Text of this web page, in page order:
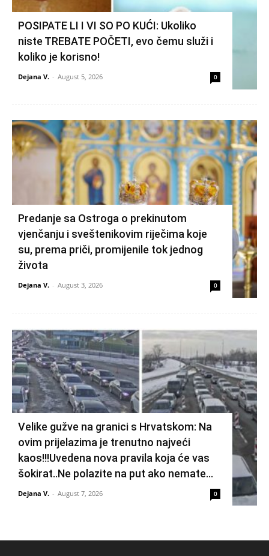
POSIPATE LI I VI SO PO KUĆI: Ukoliko
niste TREBATE POČETI, evo čemu služi i
koliko je korisno!
Dejana V. - August 5, 2026 0
Predanje sa Ostroga o prekinutom
vjenčanju i sveštenikovim riječima koje
su, prema priči, promijenile tok jednog
života
Dejana V. - August 3, 2026 0
Velike gužve na granici s Hrvatskom: Na
ovim prijelazima je trenutno najveći
kaos!!!Uvedena nova pravila koja će vas
šokirat..Ne polazite na put ako nemate...
Dejana V. - August 7, 2026 0